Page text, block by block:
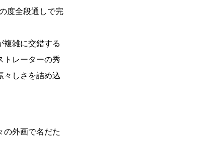
度全段通しで完
複雑に交錯する
トレーターの秀
々しさを詰め込
の外画で名だた